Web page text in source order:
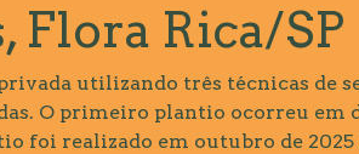
Flora Rica/SP
utilizando três técnicas de
O primeiro plantio ocorreu em
foi realizado em outubro de